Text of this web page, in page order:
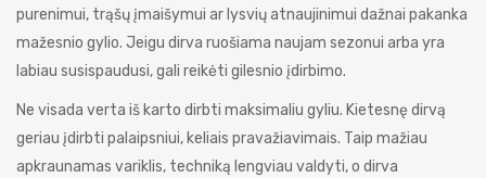
purenimui, trąšų įmaišymui ar lysvių atnaujinimui dažnai pakanka
mažesnio gylio. Jeigu dirva ruošiama naujam sezonui arba yra
labiau susispaudusi, gali reikėti gilesnio įdirbimo.
Ne visada verta iš karto dirbti maksimaliu gyliu. Kietesnę dirvą
geriau įdirbti palaipsniui, keliais pravažiavimais. Taip mažiau
apkraunamas variklis, techniką lengviau valdyti, o dirva